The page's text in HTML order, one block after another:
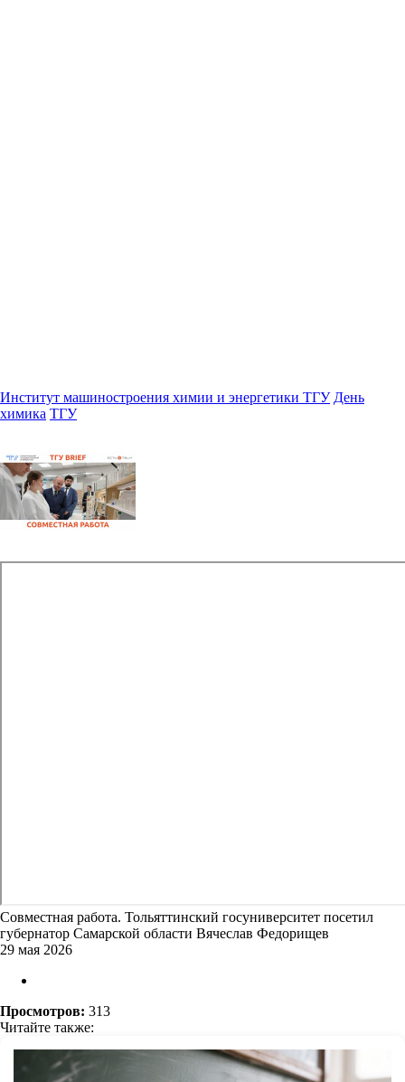
Институт машиностроения химии и энергетики ТГУ День
химика ТГУ
Совместная работа. Тольяттинский госуниверситет посетил
губернатор Самарской области Вячеслав Федорищев
29 мая 2026
Просмотров: 313
Читайте также: